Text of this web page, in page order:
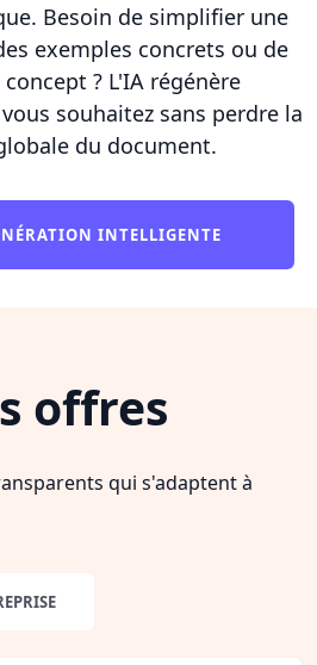
Besoin de simplifier une
exemples concrets ou de
? L'IA régénère
souhaitez sans perdre la
du document.
INTELLIGENTE
offres
qui s'adaptent à